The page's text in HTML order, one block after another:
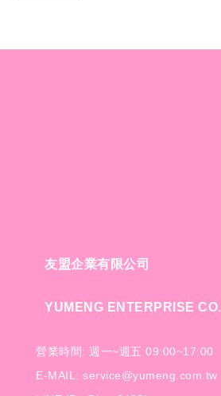
友盟企業有限公司
YUMENG ENTERPRISE
營業時間: 週一~週五 09:00~17:00
E-MAIL: service@yumeng.com.tw